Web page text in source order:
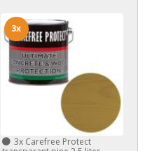
3xCarefree Protect
3x